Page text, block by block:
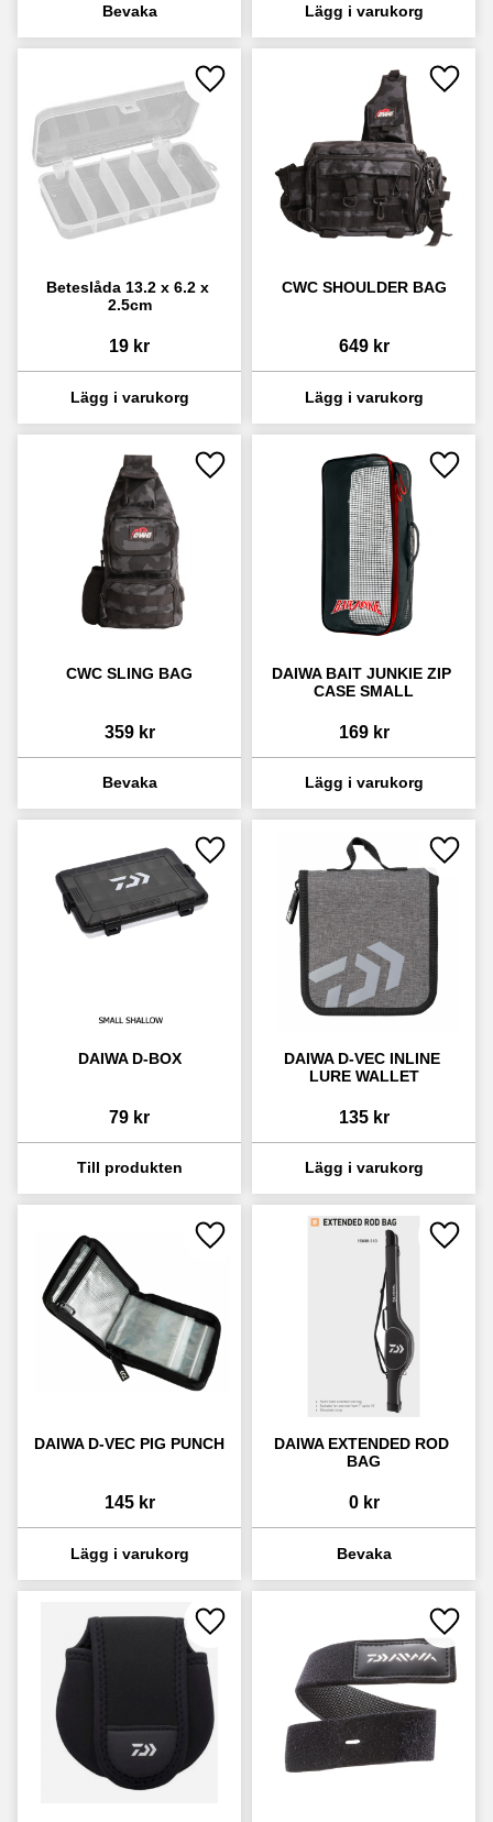
Beteslåda 13.2 x 6.2 x
2.5cm
19 kr
Lägg till i favoriter
CWC SHOULDER BAG
649kr
Lägg
CWC SLING BAG
359kr
Lägg till i favoriter
DAIWA BAIT JUNKIE ZIP
CASE SMALL
169kr
Lägg
DAIWA D-BOX
79 kr
Lägg till i favoriter
DAIWA D-VEC INLINE
LURE WALLET
135kr
Lägg
DAIWA D-VEC PIG PUNCH
145kr
Lägg till i favoriter
DAIWA EXTENDED ROD
BAG
0kr
Lägg
Lägg till i favoriter Lägg